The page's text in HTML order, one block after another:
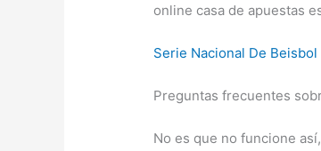
online casa de apuestas
Serie Nacional De
Preguntas frecuentes
No es que no funcione